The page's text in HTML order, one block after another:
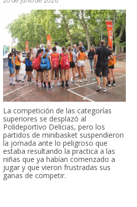
La competición de las categorías
superiores se desplazó al
Polideportivo Delicias, pero los
partidos de minibasket suspendieron
la jornada ante lo peligroso que
estaba resultando la practica a las
niñas que ya habían comenzado a
jugar y que vieron frustradas sus
ganas de competir.